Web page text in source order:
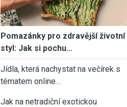
Pomazánky pro zdravější životní
styl: Jak si pochu…
Jídla, která nachystat na večírek s
tématem online…
Jak na netradiční exotickou